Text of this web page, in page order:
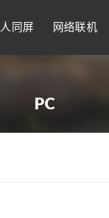
同屏 网络联机
PC